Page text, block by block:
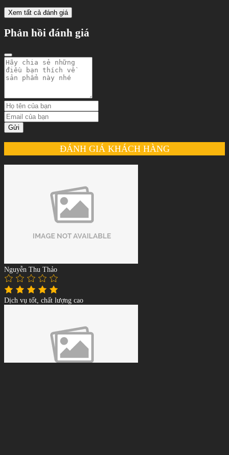
Xem tất cả đánh giá
Phản hồi đánh giá
Gửi
ĐÁNH GIÁ KHÁCH HÀNG
Nguyễn Thu Thảo
Dịch vụ tốt, chất lượng cao